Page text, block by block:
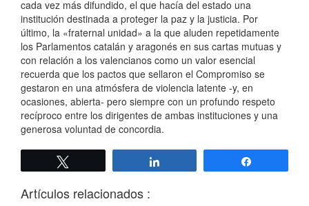
cada vez más difundido, el que hacía del estado una
institución destinada a proteger la paz y la justicia. Por
último, la «fraternal unidad» a la que aluden repetidamente
los Parlamentos catalán y aragonés en sus cartas mutuas y
con relación a los valencianos como un valor esencial
recuerda que los pactos que sellaron el Compromiso se
gestaron en una atmósfera de violencia latente -y, en
ocasiones, abierta- pero siempre con un profundo respeto
recíproco entre los dirigentes de ambas instituciones y una
generosa voluntad de concordia.
Artículos relacionados :